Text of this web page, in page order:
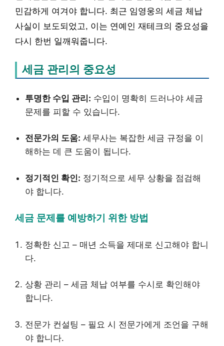
민감하게 여겨야 합니다. 최근 임영웅의 세금 체납
사실이 보도되었고, 이는 연예인 재테크의 중요성을
다시 한번 일깨워줍니다.
세금 관리의 중요성
투명한 수입 관리: 수입이 명확히 드러나야 세금
문제를 피할 수 있습니다.
전문가의 도움: 세무사는 복잡한 세금 규정을 이
해하는 데 큰 도움이 됩니다.
정기적인 확인: 정기적으로 세무 상황을 점검해
야 합니다.
세금 문제를 예방하기 위한 방법
정확한 신고 – 매년 소득을 제대로 신고해야 합니
다.
상황 관리 – 세금 체납 여부를 수시로 확인해야
합니다.
전문가 컨설팅 – 필요 시 전문가에게 조언을 구해
야 합니다.